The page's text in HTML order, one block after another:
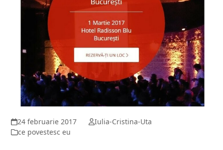
24 februarie 2017
Iulia-Cristina-Uta
ce povestesc eu